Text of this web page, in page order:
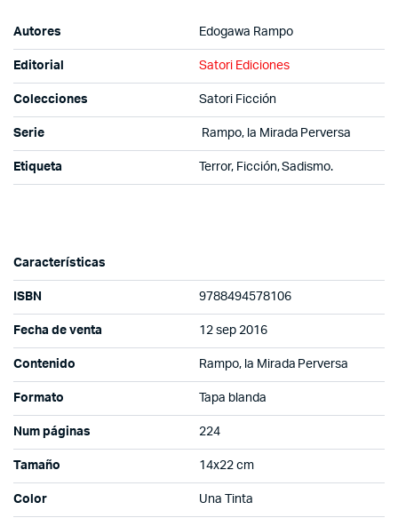
Autores Edogawa Rampo
Editorial Satori Ediciones
Colecciones Satori Ficción
Serie Rampo, la Mirada Perversa
Etiqueta Terror, Ficción, Sadismo.
Características
ISBN 9788494578106
Fecha de venta 12 sep 2016
Contenido Rampo, la Mirada Perversa
Formato Tapa blanda
Num páginas 224
Tamaño 14x22 cm
Color Una Tinta